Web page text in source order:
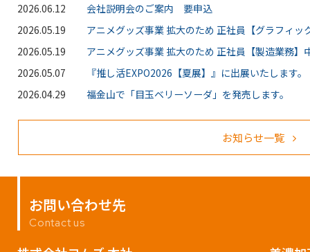
2026.06.12
会社説明会のご案内 要申込
2026.05.19
アニメグッズ事業 拡大のため 正社員【グラフィッ
2026.05.19
アニメグッズ事業 拡大のため 正社員【製造業務】
2026.05.07
『推し活EXPO2026【夏展】』に出展いたします。
2026.04.29
福金山で「目玉ベリーソーダ」を発売します。
お知らせ一覧
お問い合わせ先
Contact us